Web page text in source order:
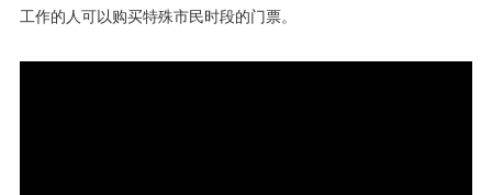
工作的人可以购买特殊市民时段的门票。